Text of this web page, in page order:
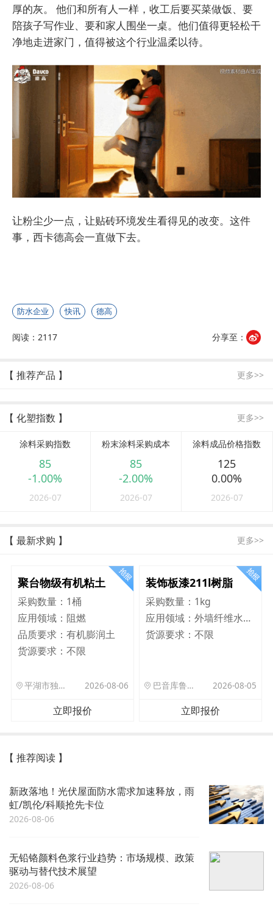
厚的灰。 他们和所有人一样，收工后要买菜做饭、要
陪孩子写作业、要和家人围坐一桌。他们值得更轻松干
净地走进家门，值得被这个行业温柔以待。
让粉尘少一点，让贴砖环境发生看得见的改变。这件
事，西卡德高会一直做下去。
防水企业 快讯 德高
阅读：2117 分享至：
【 推荐产品 】 更多>>
【 化塑指数 】 更多>>
涂料采购指数
85
-1.00%
2026-07
粉末涂料采购成本
85
-2.00%
2026-07
涂料成品价格指数
125
0.00%
2026-07
【 最新求购 】 更多>>
聚台物级有机粘土
采购数量： 1桶
应用领域： 阻燃
品质要求： 有机膨润土
货源要求： 不限
平湖市独山港镇集港路 589 号 2026-08-06
立即报价
装饰板漆211l树脂
采购数量： 1kg
应用领域：
外墙纤维水泥板
货源要求：不限
巴音库鲁提镇,托帕口岸六号库房 2026-08-05
立即报价
【 推荐阅读 】
新政落地！光伏屋面防水需求加速释放，雨
虹/凯伦/科顺抢先卡位
2026-08-06
无铅铬颜料色浆行业趋势：市场规模、政策
驱动与替代技术展望
2026-08-06